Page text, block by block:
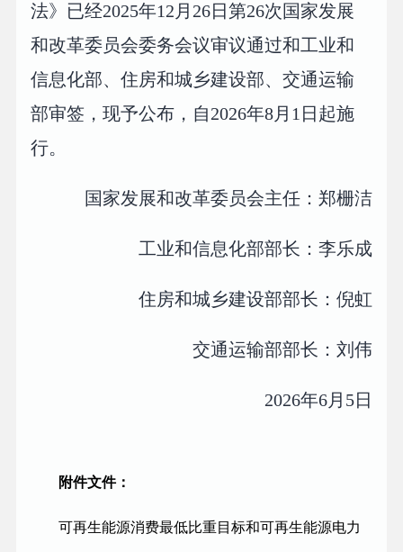
法》已经2025年12月26日第26次国家发展
和改革委员会委务会议审议通过和工业和
信息化部、住房和城乡建设部、交通运输
部审签，现予公布，自2026年8月1日起施
行。
国家发展和改革委员会主任：郑栅洁
工业和信息化部部长：李乐成
住房和城乡建设部部长：倪虹
交通运输部部长：刘伟
2026年6月5日
附件文件：
可再生能源消费最低比重目标和可再生能源电力